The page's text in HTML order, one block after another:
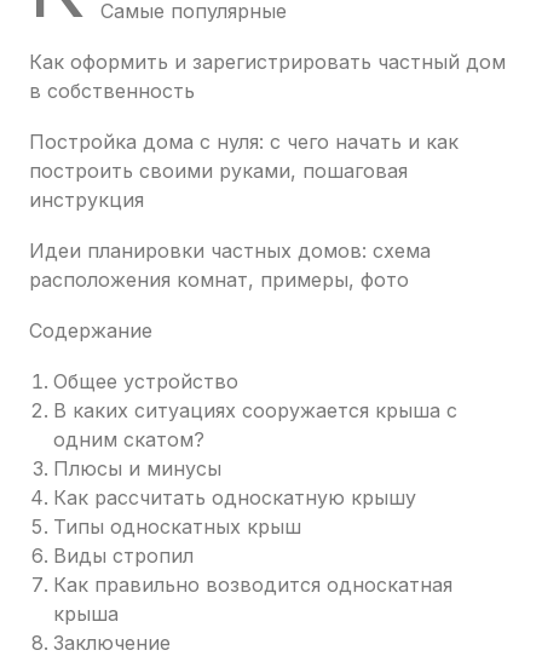
Самые популярные
Как оформить и зарегистрировать частный дом
в собственность
Постройка дома с нуля: с чего начать и как
построить своими руками, пошаговая
инструкция
Идеи планировки частных домов: схема
расположения комнат, примеры, фото
Содержание
Общее устройство
В каких ситуациях сооружается крыша с
одним скатом?
Плюсы и минусы
Как рассчитать односкатную крышу
Типы односкатных крыш
Виды стропил
Как правильно возводится односкатная
крыша
Заключение